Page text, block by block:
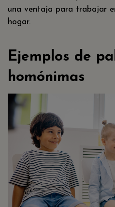
una ventaja para trabajar
hogar.
Ejemplos de
homónimas